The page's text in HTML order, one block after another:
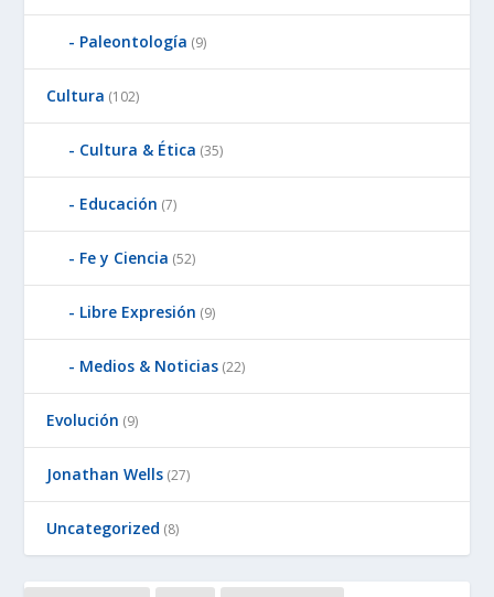
Paleontología (9)
Cultura (102)
Cultura & Ética (35)
Educación (7)
Fe y Ciencia (52)
Libre Expresión (9)
Medios & Noticias (22)
Evolución (9)
Jonathan Wells (27)
Uncategorized (8)